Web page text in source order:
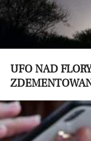
UFO NAD